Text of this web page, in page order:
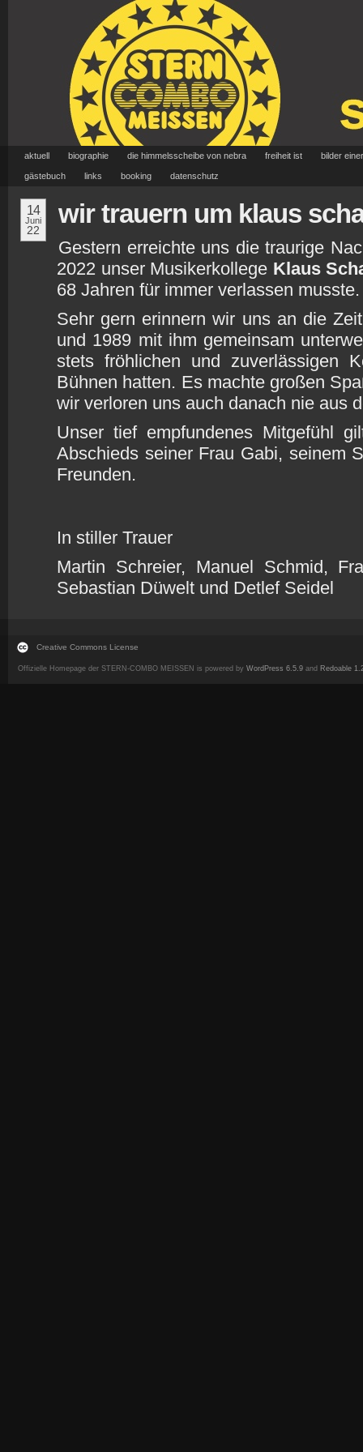
aktuell biographie die himmelsscheibe von nebra freiheit ist bilder
gästebuch links booking datenschutz
14
Juni
22
wir trauern um klaus
Gestern erreichte uns die traurige
2022 unser Musikerkollege Klaus
68 Jahren für immer verlassen musste.
Sehr gern erinnern wir uns an die
und 1989 mit ihm gemeinsam
stets fröhlichen und zuverlässigen
Bühnen hatten. Es machte großen
wir verloren uns auch danach nie aus
Unser tief empfundenes Mitgefühl
Abschieds seiner Frau Gabi, seinem
Freunden.
In stiller Trauer
Martin Schreier, Manuel Schmid,
Sebastian Düwelt und Detlef Seidel
Creative Commons License
Offizielle Homepage der STERN-COMBO MEISSEN is powered by WordPress 6.5.9 and Redoable